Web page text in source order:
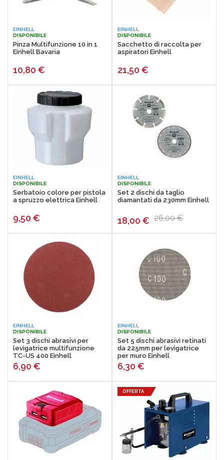
EINHELL
DISPONIBILE
Pinza Multifunzione 10 in 1
Einhell Bavaria
10,80 €
EINHELL
DISPONIBILE
Sacchetto di raccolta per
aspiratori Einhell
21,50 €
EINHELL
DISPONIBILE
Serbatoio colore per pistola
a spruzzo elettrica Einhell
9,50 €
EINHELL
DISPONIBILE
Set 2 dischi da taglio
diamantati da 230mm Einhell
18,00 € 26,00 €
EINHELL
DISPONIBILE
Set 3 dischi abrasivi per
levigatrice multifunzione
TC-US 400 Einhell
6,90 €
EINHELL
DISPONIBILE
Set 5 dischi abrasivi retinati
da 225mm per levigatrice
per muro Einhell
6,30 €
OFFERTA